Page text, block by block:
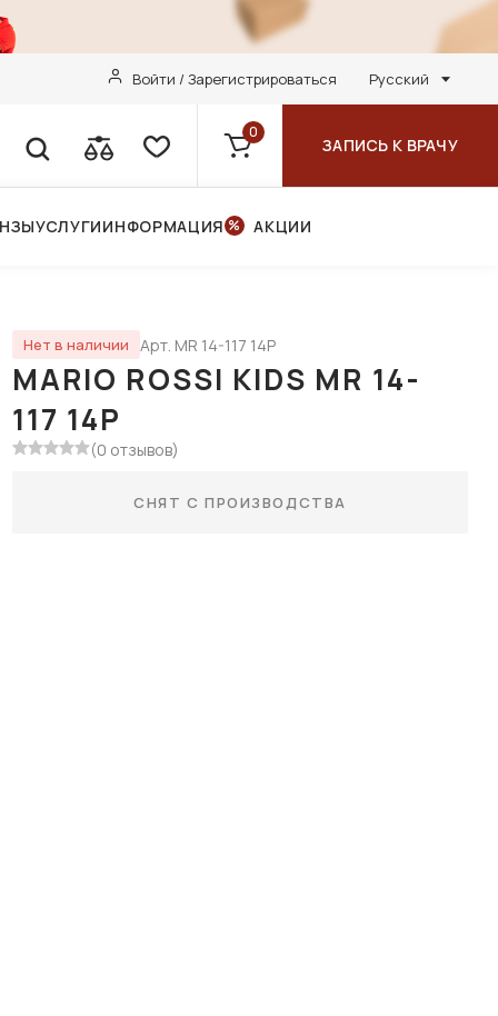
Войти / Зарегистрироваться Русский
0
ЗАПИСЬ К ВРАЧУ
УСЛУГИИНФОРМАЦИЯ АКЦИИ
Нет в наличии Арт. MR 14-117 14P
MARIO ROSSI KIDS MR 14-
117 14P
(0 отзывов)
СНЯТ С ПРОИЗВОДСТВА